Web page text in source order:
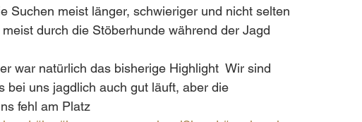
Suchen meist länger, schwieriger und nicht selten
durch die Stöberhunde während der Jagd
war natürlich das bisherige Highlight  Wir sind
bei uns jagdlich auch gut läuft, aber die
fehl am Platz